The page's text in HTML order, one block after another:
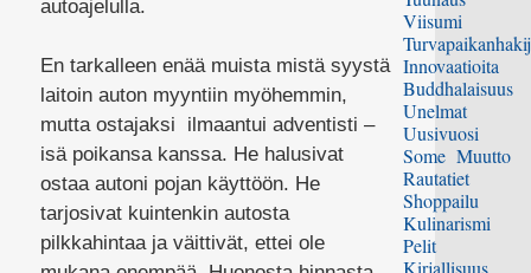
autoajelulla.
En tarkalleen enää muista mistä syystä
laitoin auton myyntiin myöhemmin,
mutta ostajaksi ilmaantui adventisti –
isä poikansa kanssa. He halusivat
ostaa autoni pojan käyttöön. He
tarjosivat kuintenkin autosta
pilkkahintaa ja väittivät, ettei ole
Viisumi
Innovaatioita
Buddhalaisuus
Unelmat
Uusivuosi
Some Muutto
Rautatiet
Shoppailu
Kulinarismi
Pelit